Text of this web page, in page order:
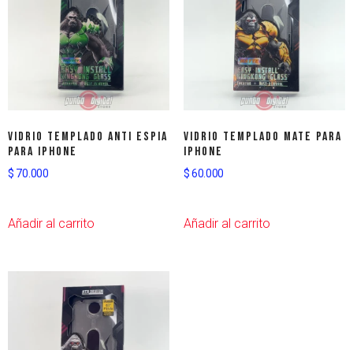
Vidrio templado anti espia
para iPhone
$ 70.000
Añadir al carrito
Vidrio templado mate para
iPhone
$60.000
Añadir al carrito